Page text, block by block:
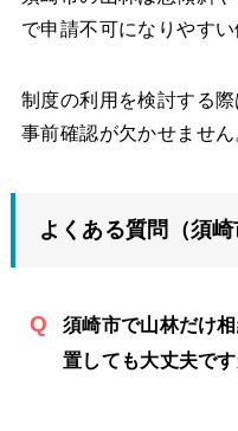
で申請不可になりやすい
制度の利用を検討する
事前確認が欠かせません
よくある質問（須崎
須崎市で山林だけ
置しても大丈夫です